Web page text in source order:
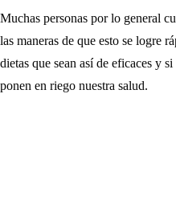
Muchas personas por lo general
las maneras de que esto se logre
dietas que sean así de eficaces y
ponen en riego nuestra salud.